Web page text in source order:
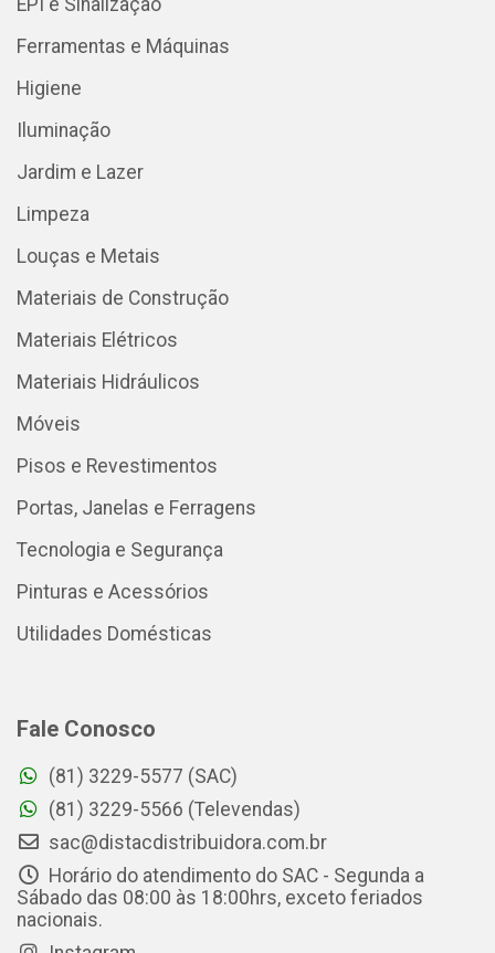
EPI e Sinalização
Ferramentas e Máquinas
Higiene
Iluminação
Jardim e Lazer
Limpeza
Louças e Metais
Materiais de Construção
Materiais Elétricos
Materiais Hidráulicos
Móveis
Pisos e Revestimentos
Portas, Janelas e Ferragens
Tecnologia e Segurança
Pinturas e Acessórios
Utilidades Domésticas
Fale Conosco
(81) 3229-5577 (SAC)
(81) 3229-5566 (Televendas)
sac@distacdistribuidora.com.br
Horário do atendimento do SAC - Segunda a
Sábado das 08:00 às 18:00hrs, exceto feriados
nacionais.